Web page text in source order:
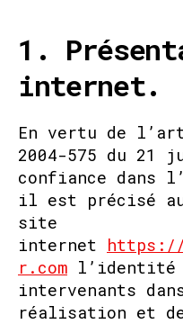
1.
internet.
En vertu de
2004-575 du 21
confiance dans
il est précisé
site
internet https://
r.com l’identité
intervenants
réalisation et